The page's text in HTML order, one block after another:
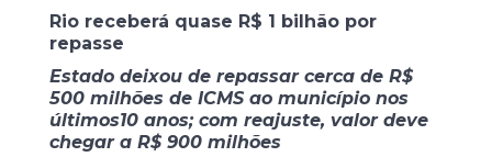
Rio receberá quase R$ 1 bilhão por
repasse
Estado deixou de repassar cerca de R$
500 milhões de ICMS ao município nos
últimos10 anos; com reajuste, valor deve
chegar a R$ 900 milhões